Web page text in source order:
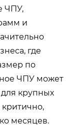
ЧПУ,
и
где
по
ЧПУ может
крупных
месяцев.